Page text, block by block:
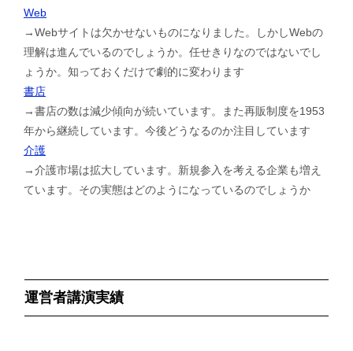
Web
→Webサイトは欠かせないものになりました。しかしWebの
理解は進んでいるのでしょうか。任せきりなのではないでし
ょうか。知っておくだけで劇的に変わります
書店
→書店の数は減少傾向が続いています。また再販制度を1953
年から継続しています。今後どうなるのか注目しています
介護
→介護市場は拡大しています。新規参入を考える企業も増え
ています。その実態はどのようになっているのでしょうか
運営者講演実績